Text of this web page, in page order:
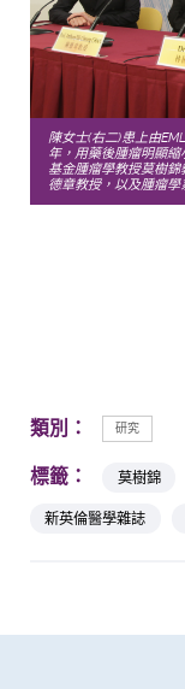
陳女士(右二)患上由
年，用藥後腫瘤明顯
基金腫瘤學教授莫樹
德章教授，以及腫瘤
類別： 研究
標籤： 莫樹錦
新英倫醫學雜誌